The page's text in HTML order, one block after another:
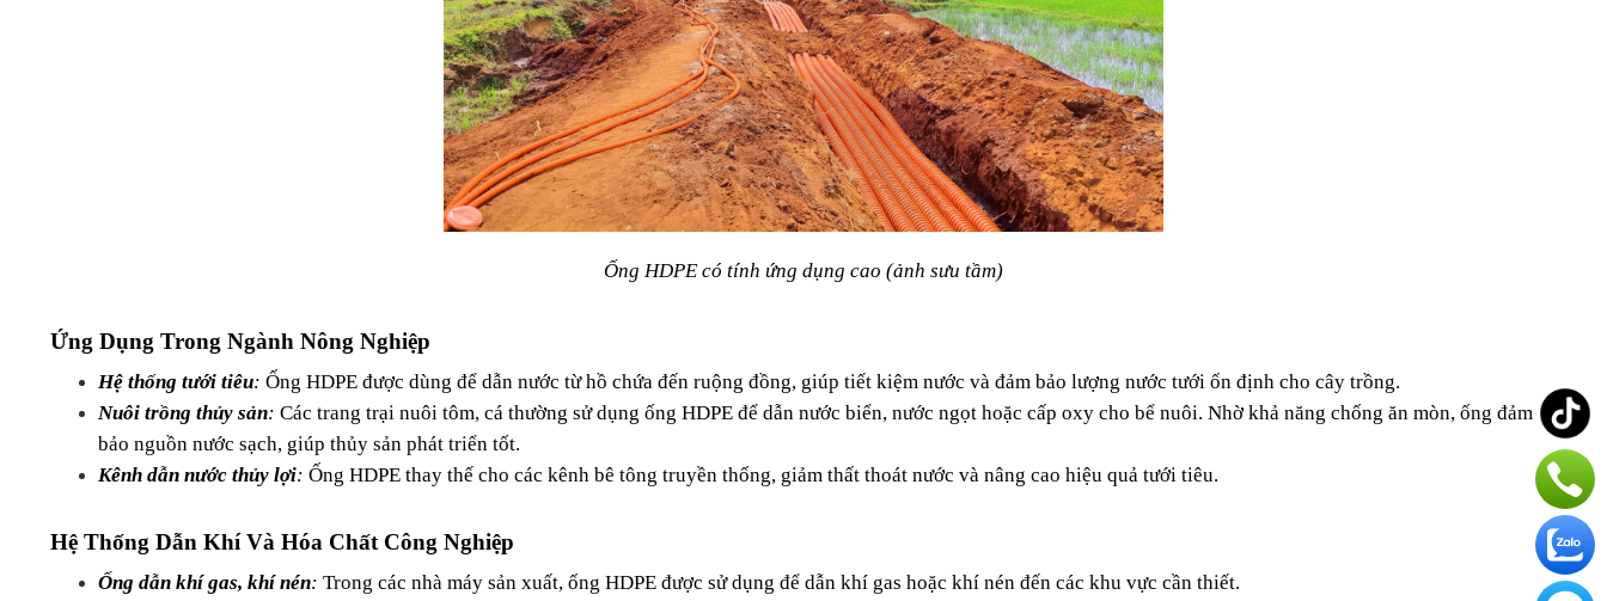
Ống HDPE có tính ứng dụng cao (ảnh sưu tầm)
Ứng Dụng Trong Ngành Nông Nghiệp
Hệ thống tưới tiêu: Ống HDPE được dùng để dẫn nước từ hồ chứa đến ruộng đồng, giúp tiết kiệm nước và đảm bảo lượng nước tưới ổn định cho cây trồng.
Nuôi trồng thủy sản: Các trang trại nuôi tôm, cá thường sử dụng ống HDPE để dẫn nước biển, nước ngọt hoặc cấp oxy cho bể nuôi. Nhờ khả năng chống ăn mòn, ống đảm
bảo nguồn nước sạch, giúp thủy sản phát triển tốt.
Kênh dẫn nước thủy lợi: Ống HDPE thay thế cho các kênh bê tông truyền thống, giảm thất thoát nước và nâng cao hiệu quả tưới tiêu.
Hệ Thống Dẫn Khí Và Hóa Chất Công Nghiệp
Ống dẫn khí gas, khí nén: Trong các nhà máy sản xuất, ống HDPE được sử dụng để dẫn khí gas hoặc khí nén đến các khu vực cần thiết.